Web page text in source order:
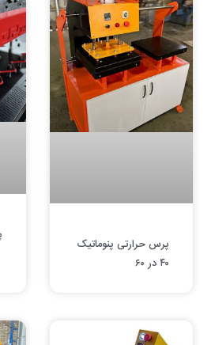
پرس حرارتی پنوماتیک
۴۰ در ۶۰